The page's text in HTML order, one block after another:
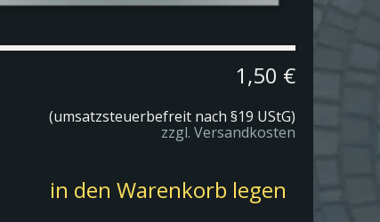
1,50 €
(umsatzsteuerbefreit nach §19 UStG)
zzgl. Versandkosten
in den Warenkorb legen